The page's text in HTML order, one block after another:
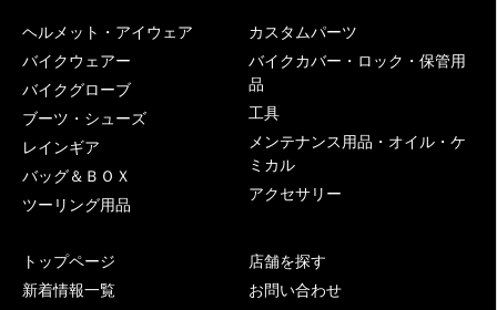
ヘルメット・アイウェア
バイクウェアー
バイクグローブ
ブーツ・シューズ
レインギア
バッグ＆ＢＯＸ
ツーリング用品
カスタムパーツ
バイクカバー・ロック・保管用
品
工具
メンテナンス用品・オイル・ケ
ミカル
アクセサリー
トップページ
新着情報一覧
店舗を探す
お問い合わせ